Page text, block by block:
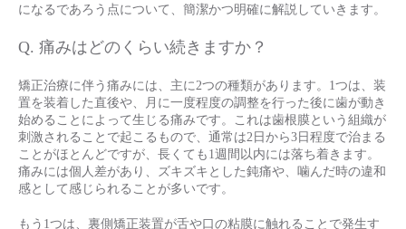
になるであろう点について、簡潔かつ明確に解説していきます。
Q. 痛みはどのくらい続きますか？
矯正治療に伴う痛みには、主に2つの種類があります。1つは、装
置を装着した直後や、月に一度程度の調整を行った後に歯が動き
始めることによって生じる痛みです。これは歯根膜という組織が
刺激されることで起こるもので、通常は2日から3日程度で治まる
ことがほとんどですが、長くても1週間以内には落ち着きます。
痛みには個人差があり、ズキズキとした鈍痛や、噛んだ時の違和
感として感じられることが多いです。
もう1つは、裏側矯正装置が舌や口の粘膜に触れることで発生す